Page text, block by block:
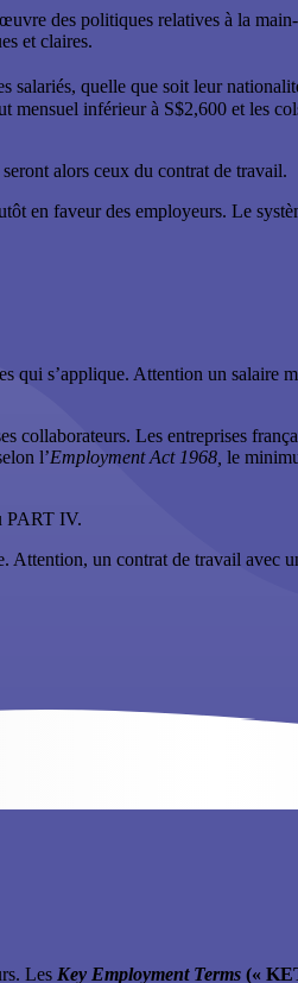
des politiques relatives à la
et claires.
salariés, quelle que soit leur
mensuel inférieur à S$2,600 et les
alors ceux du contrat de travail.
en faveur des employeurs. Le
qui s’applique. Attention un salaire
Les entreprises
l’Employment Act 1968, le
PART IV.
Attention, un contrat de travail avec
Les Key Employment Terms («